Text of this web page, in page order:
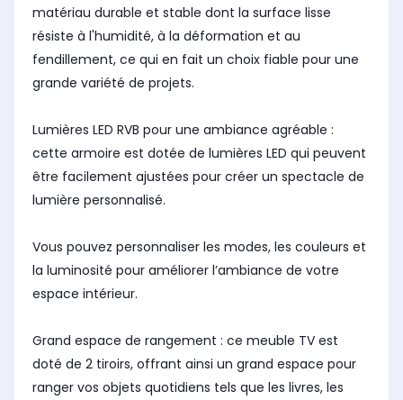
matériau durable et stable dont la surface lisse
résiste à l'humidité, à la déformation et au
fendillement, ce qui en fait un choix fiable pour une
grande variété de projets.
Lumières LED RVB pour une ambiance agréable :
cette armoire est dotée de lumières LED qui peuvent
être facilement ajustées pour créer un spectacle de
lumière personnalisé.
Vous pouvez personnaliser les modes, les couleurs et
la luminosité pour améliorer l’ambiance de votre
espace intérieur.
Grand espace de rangement : ce meuble TV est
doté de 2 tiroirs, offrant ainsi un grand espace pour
ranger vos objets quotidiens tels que les livres, les